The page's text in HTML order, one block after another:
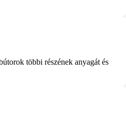
többi részének anyagát és